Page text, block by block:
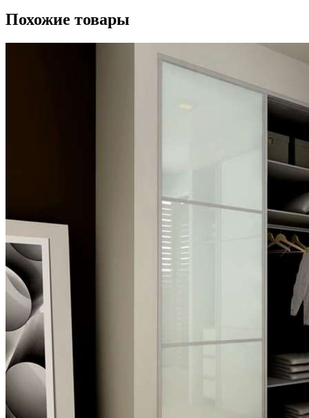
Похожие товары